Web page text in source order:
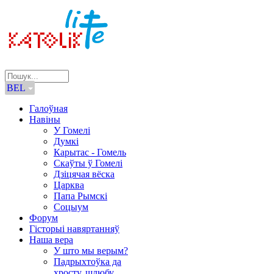
BEL
Галоўная
Навіны
У Гомелі
Думкі
Карытас - Гомель
Скаўты ў Гомелі
Дзіцячая вёска
Царква
Папа Рымскі
Соцыум
Форум
Гісторыі навяртанняў
Наша вера
У што мы верым?
Падрыхтоўка да